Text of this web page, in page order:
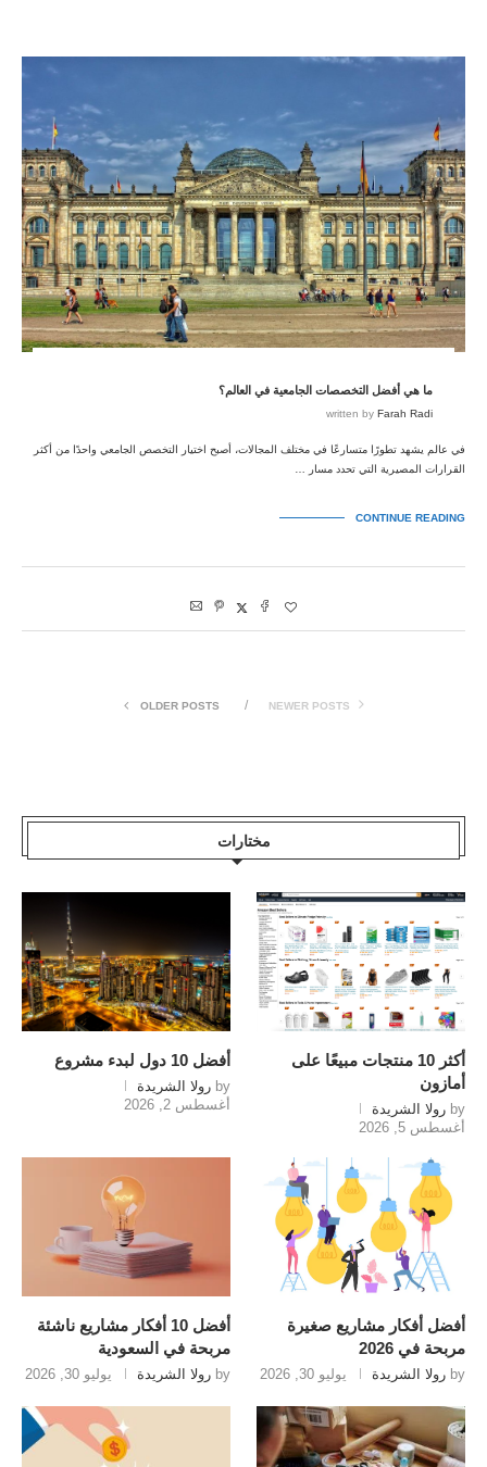
ما هي أفضل التخصصات الجامعية في العالم؟
written by Farah Radi
في عالم يشهد تطورًا متسارعًا في مختلف المجالات، أصبح اختيار التخصص الجامعي واحدًا من أكثر
القرارات المصيرية التي تحدد مسار …
CONTINUE READING
NEWER POSTS
OLDER POSTS
مختارات
أكثر 10 منتجات مبيعًا على
أمازون
by رولا الشريدة
أغسطس 5, 2026
أفضل 10 دول لبدء مشروع
by رولا الشريدة
أغسطس 2, 2026
أفضل أفكار مشاريع صغيرة
مربحة في 2026
by رولا الشريدة يوليو 30, 2026
أفضل 10 أفكار مشاريع ناشئة
مربحة في السعودية
by رولا الشريدة يوليو 30, 2026